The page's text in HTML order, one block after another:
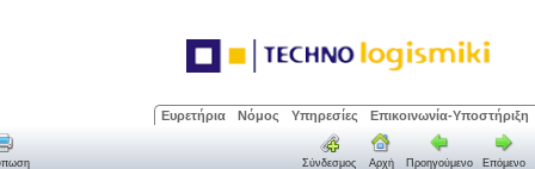
Ευρετήρια Νόμος Υπηρεσίες Επικοινωνία-Υποστήριξη
Σύνδεσμος Αρχή Προηγούμενο Επόμενο